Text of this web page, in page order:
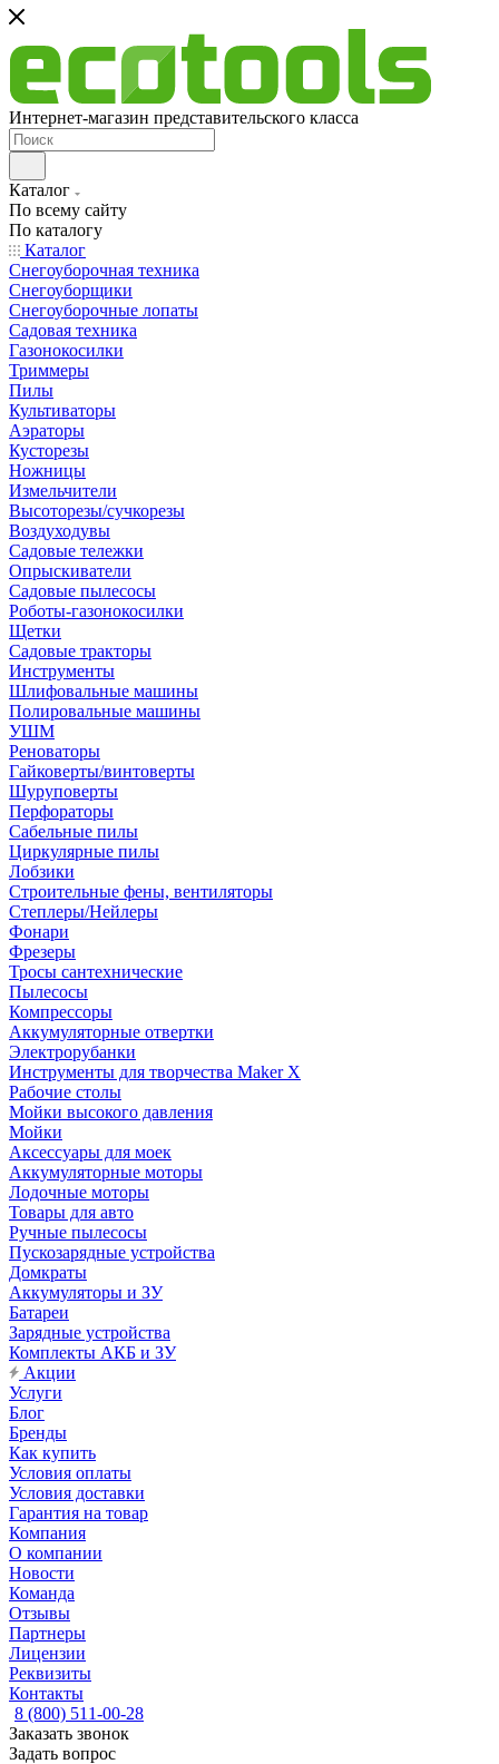
Интернет-магазин представительского класса
Каталог
По всему сайту
По каталогу
Каталог
Снегоуборочная техника
Снегоуборщики
Снегоуборочные лопаты
Садовая техника
Газонокосилки
Триммеры
Пилы
Культиваторы
Аэраторы
Кусторезы
Ножницы
Измельчители
Высоторезы/сучкорезы
Воздуходувы
Садовые тележки
Опрыскиватели
Садовые пылесосы
Роботы-газонокосилки
Щетки
Садовые тракторы
Инструменты
Шлифовальные машины
Полировальные машины
УШМ
Реноваторы
Гайковерты/винтоверты
Шуруповерты
Перфораторы
Сабельные пилы
Циркулярные пилы
Лобзики
Строительные фены, вентиляторы
Степлеры/Нейлеры
Фонари
Фрезеры
Тросы сантехнические
Пылесосы
Компрессоры
Аккумуляторные отвертки
Электрорубанки
Инструменты для творчества Maker X
Рабочие столы
Мойки высокого давления
Мойки
Аксессуары для моек
Аккумуляторные моторы
Лодочные моторы
Товары для авто
Ручные пылесосы
Пускозарядные устройства
Домкраты
Аккумуляторы и ЗУ
Батареи
Зарядные устройства
Комплекты АКБ и ЗУ
Акции
Услуги
Блог
Бренды
Как купить
Условия оплаты
Условия доставки
Гарантия на товар
Компания
О компании
Новости
Команда
Отзывы
Партнеры
Лицензии
Реквизиты
Контакты
8 (800) 511-00-28
Заказать звонок
Задать вопрос